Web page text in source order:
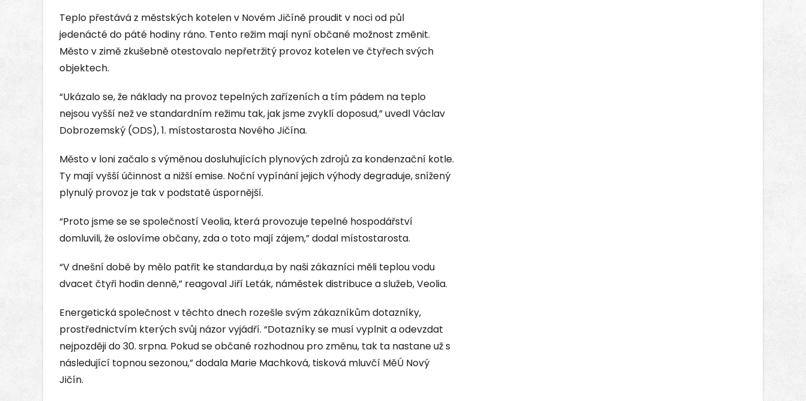
Teplo přestává z městských kotelen v Novém Jičíně proudit v noci od půl
jedenácté do páté hodiny ráno. Tento režim mají nyní občané možnost změnit.
Město v zimě zkušebně otestovalo nepřetržitý provoz kotelen ve čtyřech svých
objektech.
“Ukázalo se, že náklady na provoz tepelných zařízeních a tím pádem na teplo
nejsou vyšší než ve standardním režimu tak, jak jsme zvyklí doposud,” uvedl Václav
Dobrozemský (ODS), 1. místostarosta Nového Jičína.
Město v loni začalo s výměnou dosluhujících plynových zdrojů za kondenzační kotle.
Ty mají vyšší účinnost a nižší emise. Noční vypínání jejich výhody degraduje, snížený
plynulý provoz je tak v podstatě úspornější.
“Proto jsme se se společností Veolia, která provozuje tepelné hospodářství
domluvili, že oslovíme občany, zda o toto mají zájem,” dodal místostarosta.
“V dnešní době by mělo patřit ke standardu,a by naši zákazníci měli teplou vodu
dvacet čtyři hodin denně,” reagoval Jiří Leták, náměstek distribuce a služeb, Veolia.
Energetická společnost v těchto dnech rozešle svým zákazníkům dotazníky,
prostřednictvím kterých svůj názor vyjádří. “Dotazníky se musí vyplnit a odevzdat
nejpozději do 30. srpna. Pokud se občané rozhodnou pro změnu, tak ta nastane už s
následující topnou sezonou,” dodala Marie Machková, tisková mluvčí MěÚ Nový
Jičín.